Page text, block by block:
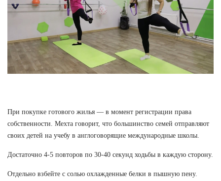
При покупке готового жилья — в момент регистрации права
собственности. Мехта говорит, что большинство семей отправляют
своих детей на учебу в англоговорящие международные школы.
Достаточно 4-5 повторов по 30-40 секунд ходьбы в каждую сторону.
Отдельно взбейте с солью охлажденные белки в пышную пену.